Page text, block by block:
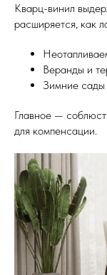
Кварц-винил
расширяется, как
Веранды и
Зимние сады
Главное —
для компенсации.